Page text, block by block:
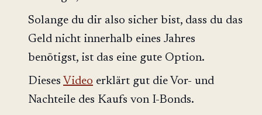
Solange du dir also sicher bist, dass du das
Geld nicht innerhalb eines Jahres
benötigst, ist das eine gute Option.
Dieses Video erklärt gut die Vor- und
Nachteile des Kaufs von I-Bonds.